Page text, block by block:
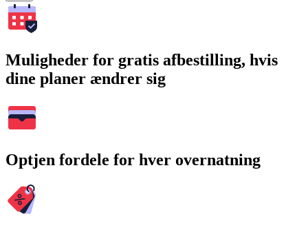
Muligheder for gratis afbestilling, hvis
dine planer ændrer sig
Optjen fordele for hver overnatning